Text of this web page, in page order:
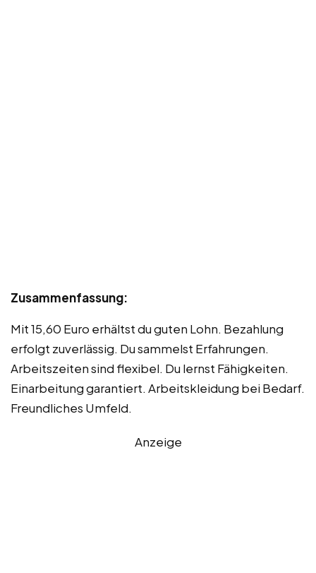
Zusammenfassung:
Mit 15,60 Euro erhältst du guten Lohn. Bezahlung
erfolgt zuverlässig. Du sammelst Erfahrungen.
Arbeitszeiten sind flexibel. Du lernst Fähigkeiten.
Einarbeitung garantiert. Arbeitskleidung bei Bedarf.
Freundliches Umfeld.
Anzeige